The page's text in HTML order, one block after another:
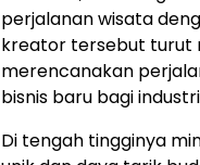
perjalanan wisata
kreator tersebut turut
merencanakan
bisnis baru bagi
Di tengah tingginya